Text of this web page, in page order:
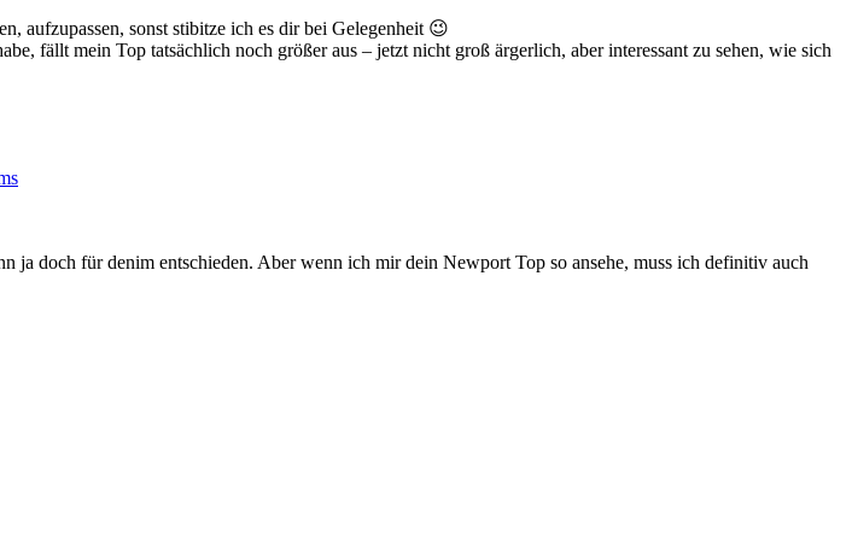
aufzupassen, sonst stibitze ich es dir bei Gelegenheit 😉
fällt mein Top tatsächlich noch größer aus – jetzt nicht groß ärgerlich, aber interessant zu sehen, wie sich
doch für denim entschieden. Aber wenn ich mir dein Newport Top so ansehe, muss ich definitiv auch